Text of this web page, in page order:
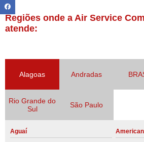
Regiões onde a Air Service
atende:
Alagoas Andradas
Rio Grande do
Sul
São Paulo
Aguaí